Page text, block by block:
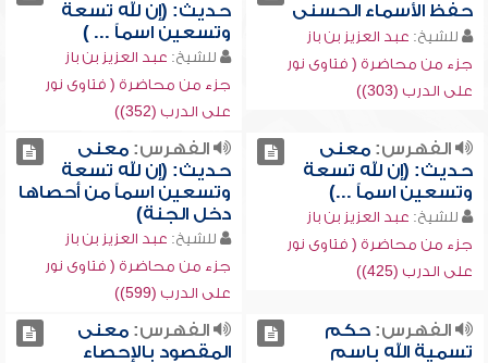
حفظ الأسماء الحسنى
للشيخ: عبد العزيز بن باز
جزء من محاضرة ( فتاوى نور
على الدرب (303))
حديث: (إن لله تسعة
وتسعين اسماً ... )
للشيخ: عبد العزيز بن باز
جزء من محاضرة ( فتاوى نور
على الدرب (352))
الفهرس:معنى
حديث: (إن لله تسعة
وتسعين اسماً ...)
للشيخ: عبد العزيز بن باز
جزء من محاضرة ( فتاوى نور
على الدرب (425))
الفهرس:معنى
حديث: (إن لله تسعة
وتسعين اسماً من أحصاها
دخل الجنة)
للشيخ: عبد العزيز بن باز
جزء من محاضرة ( فتاوى نور
على الدرب (599))
الفهرس:حكم
تسمية الله باسم
الفهرس:معنى
المقصود بالإحصاء